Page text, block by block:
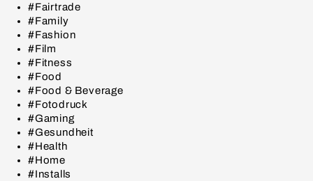
#Fairtrade
#Family
#Fashion
#Film
#Fitness
#Food
#Food & Beverage
#Fotodruck
#Gaming
#Gesundheit
#Health
#Home
#Installs